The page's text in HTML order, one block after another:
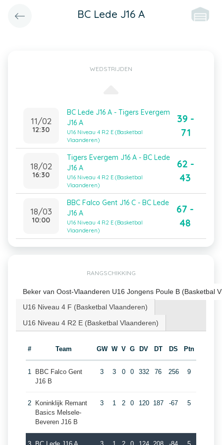
BC Lede J16 A
WEDSTRIJDEN
11/02
12:30
BC Lede J16 A - Tigers Evergem
J16 A
U16 Niveau 4 R2 E (Basketbal
Vlaanderen)
39 -
71
18/02
16:30
Tigers Evergem J16 A - BC Lede
J16 A
U16 Niveau 4 R2 E (Basketbal
Vlaanderen)
62 -
43
18/03
10:00
BBC Falco Gent J16 C - BC Lede
J16 A
U16 Niveau 4 R2 E (Basketbal
Vlaanderen)
67 -
48
RANGSCHIKKING
Beker van Oost-Vlaanderen U16 Jongens Poule B (Basketbal
U16 Niveau 4 F (Basketbal Vlaanderen)
U16 Niveau 4 R2 E (Basketbal Vlaanderen)
# Team GW W V G DV DT DS Ptn
1
BBC Falco Gent
J16 B
3 3 0 0 332 76 256 9
2
Koninklijk Remant
Basics Melsele-
Beveren J16 B
3 1 2 0 120 187 -67 5